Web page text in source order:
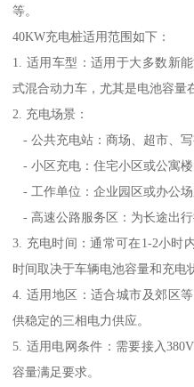
等。
40KW充电桩适用范围如下：
1. 适用车型：适用于大多数新
式混合动力车，尤其是电池容量
2. 充电场景：
- 公共充电站：商场、超市、写
- 小区充电：住宅小区或公寓楼
- 工作单位：企业园区或办公场
- 高速公路服务区：为长途出行
3. 充电时间：通常可在1-2小时
时间取决于车辆电池容量和充电
4. 适用地区：适合城市及郊区
供稳定的三相电力供应。
5. 适用电网条件：需要接入
容量满足要求。